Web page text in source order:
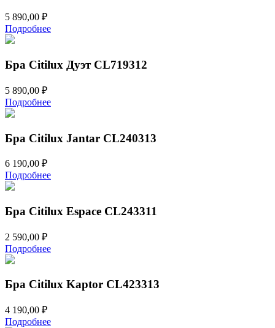
5 890,00 ₽
Подробнее
Бра Citilux Дуэт CL719312
5 890,00 ₽
Подробнее
Бра Citilux Jantar CL240313
6 190,00 ₽
Подробнее
Бра Citilux Espace CL243311
2 590,00 ₽
Подробнее
Бра Citilux Kaptor CL423313
4 190,00 ₽
Подробнее